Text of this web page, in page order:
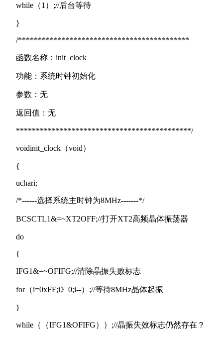
while（1）;//后台等待
}
/*******************************************
函数名称：init_clock
功能：系统时钟初始化
参数：无
返回值：无
********************************************/
voidinit_clock（void）
{
uchari;
/*------选择系统主时钟为8MHz-------*/
BCSCTL1&=~XT2OFF;//打开XT2高频晶体振荡器
do
{
IFG1&=~OFIFG;//清除晶振失败标志
for（i=0xFF;i》0;i--）;//等待8MHz晶体起振
}
while（（IFG1&OFIFG））;//晶振失效标志仍然存在？